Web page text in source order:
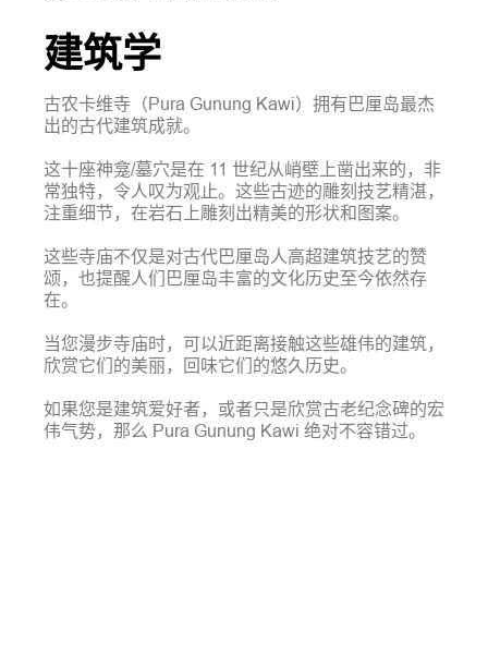
建筑学
古农卡维寺（Pura Gunung Kawi）拥有巴厘岛最杰
出的古代建筑成就。
这十座神龛/墓穴是在 11 世纪从峭壁上凿出来的，非
常独特，令人叹为观止。这些古迹的雕刻技艺精湛，
注重细节，在岩石上雕刻出精美的形状和图案。
这些寺庙不仅是对古代巴厘岛人高超建筑技艺的赞
颂，也提醒人们巴厘岛丰富的文化历史至今依然存
在。
当您漫步寺庙时，可以近距离接触这些雄伟的建筑，
欣赏它们的美丽，回味它们的悠久历史。
如果您是建筑爱好者，或者只是欣赏古老纪念碑的宏
伟气势，那么 Pura Gunung Kawi 绝对不容错过。